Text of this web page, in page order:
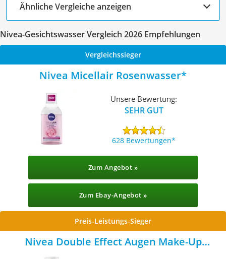
Ähnliche Vergleiche anzeigen
Nivea-Gesichtswasser Vergleich 2026 Empfehlungen
Vergleichssieger
Nivea Micellair Rosenwasser
Unsere Bewertung:
SEHR GUT
628 Bewertungen
Zum Angebot »
Zum Ebay-Angebot »
Preis-Leistungs-Sieger
Nivea Double Effect Augen Make-Up